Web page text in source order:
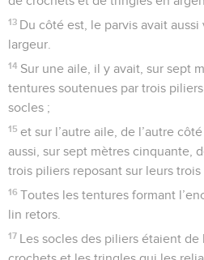
13 Du côté est, le parvis avait
largeur.
14 Sur une aile, il y avait, sur sept
tentures soutenues par trois
socles ;
15 et sur l’autre aile, de l’autre
aussi, sur sept mètres cinquante,
trois piliers reposant sur leurs trois
16 Toutes les tentures formant
lin retors.
17 Les socles des piliers étaient de